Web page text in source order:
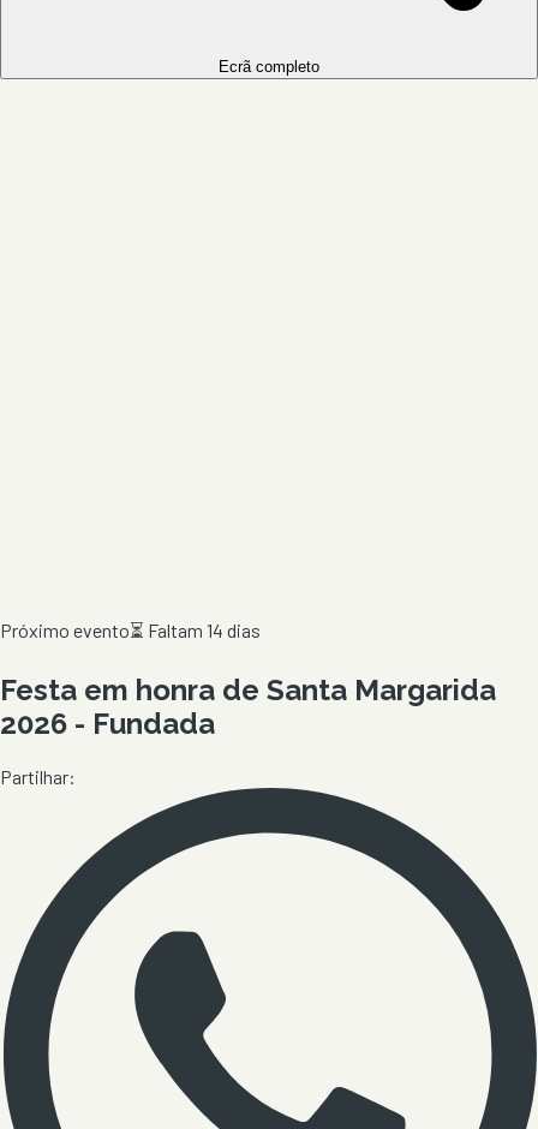
Ecrã completo
Próximo evento⏳ Faltam 14 dias
Festa em honra de Santa Margarida
2026 - Fundada
Partilhar: